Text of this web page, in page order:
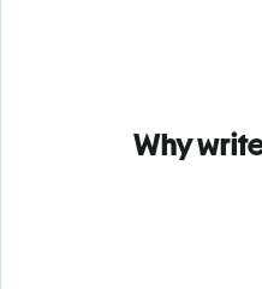
Why